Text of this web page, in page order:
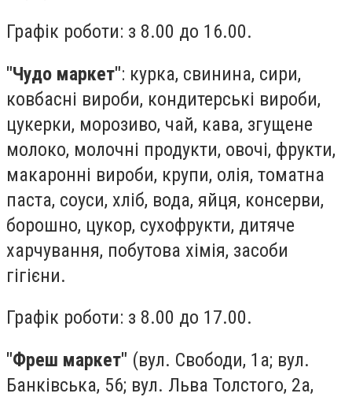
Графік роботи: з 8.00 до 16.00.
"Чудо маркет": курка, свинина, сири,
ковбасні вироби, кондитерські вироби,
цукерки, морозиво, чай, кава, згущене
молоко, молочні продукти, овочі, фрукти,
макаронні вироби, крупи, олія, томатна
паста, соуси, хліб, вода, яйця, консерви,
борошно, цукор, сухофрукти, дитяче
харчування, побутова хімія, засоби
гігієни.
Графік роботи: з 8.00 до 17.00.
"Фреш маркет" (вул. Свободи, 1а; вул.
Банківська, 56; вул. Льва Толстого, 2а,